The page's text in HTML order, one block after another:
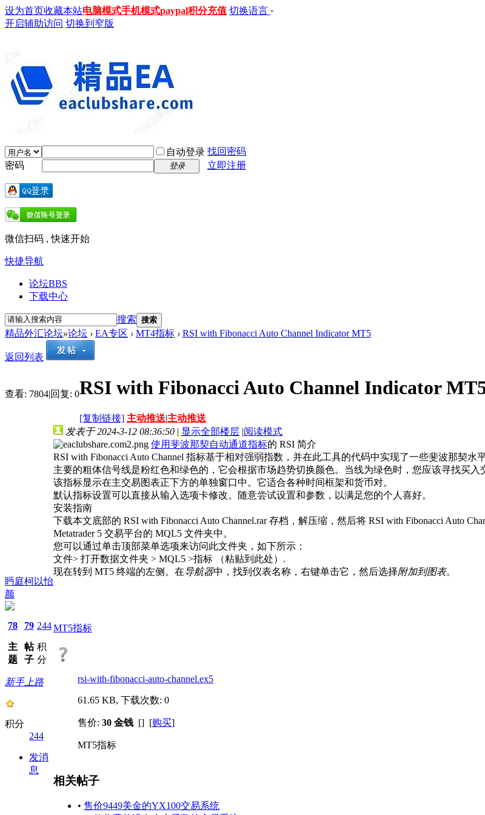
设为首页收藏本站电脑模式手机模式paypal积分充值 切换语言
开启辅助访问 切换到窄版
自动登录 找回密码
密码
登录 立即注册
微信扫码 , 快速开始
快捷导航
论坛BBS
下载中心
搜索 搜索
精品外汇论坛»论坛 › EA专区 › MT4指标 › RSI with Fibonacci Auto Channel Indicator MT5
返回列表
查看: 7804|回复: 0RSI with Fibonacci Auto Channel Indicator
[复制链接] 主动推送|主动推送
眄庭柯以怡
颜
78
主
题
79
帖
子
244
积
分
新手上路
积分
244
发消
息
发表于 2024-3-12 08:36:50 | 显示全部楼层 |阅读模式
使用斐波那契自动通道指标的 RSI 简介
RSI with Fibonacci Auto Channel 指标基于相对强弱指数，并在此工具的代码中实现了一些斐波那契水平
主要的粗体信号线是粉红色和绿色的，它会根据市场趋势切换颜色。当线为绿色时，您应该寻找买入
该指标显示在主交易图表正下方的单独窗口中。它适合各种时间框架和货币对。
默认指标设置可以直接从输入选项卡修改。随意尝试设置和参数，以满足您的个人喜好。
安装指南
下载本文底部的 RSI with Fibonacci Auto Channel.rar 存档，解压缩，然后将 RSI with Fibonacci Auto
Metatrader 5 交易平台的 MQL5 文件夹中。
您可以通过单击顶部菜单选项来访问此文件夹，如下所示：
文件> 打开数据文件夹 > MQL5 >指标 （粘贴到此处）.
现在转到 MT5 终端的左侧。在导航器中，找到仪表名称，右键单击它，然后选择附加到图表。
MT5指标
rsi-with-fibonacci-auto-channel.ex5
61.65 KB, 下载次数: 0
售价: 30 金钱 [] [购买]
MT5指标
相关帖子
• 售价9449美金的YX100交易系统